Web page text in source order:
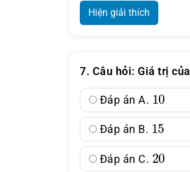
Hiện giải thích
7. Câu hỏi: Giá trị của
Đáp án A.
10
Đáp án B.
15
Đáp án C.
20